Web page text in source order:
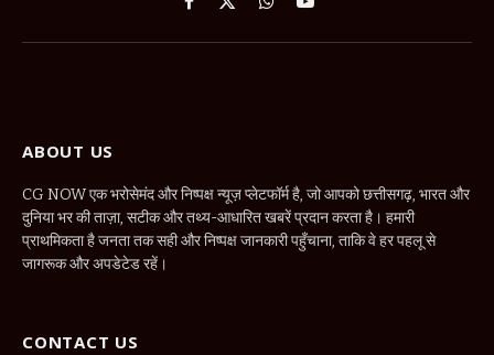
Facebook
X
WhatsApp
YouTube
ABOUT US
CG NOW एक भरोसेमंद और निष्पक्ष न्यूज़ प्लेटफॉर्म है, जो आपको छत्तीसगढ़, भारत और
दुनिया भर की ताज़ा, सटीक और तथ्य-आधारित खबरें प्रदान करता है। हमारी
प्राथमिकता है जनता तक सही और निष्पक्ष जानकारी पहुँचाना, ताकि वे हर पहलू से
जागरूक और अपडेटेड रहें।
CONTACT US